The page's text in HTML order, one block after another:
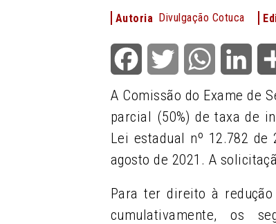
Autoria Divulgação Cotuca
Facebook Twitter WhatsApp
A Comissão do Exame de
parcial (50%) de taxa de
Lei estadual nº 12.782
agosto de 2021. A
Para ter direito à
cumulativamente, os